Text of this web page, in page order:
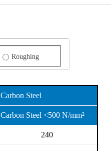
Roughing
Carbon Steel
Carbon Steel <500 N/mm²
240